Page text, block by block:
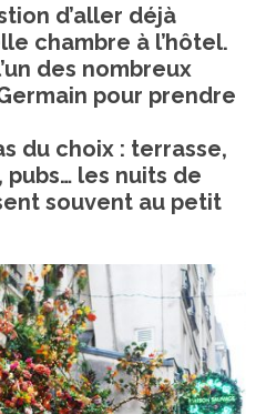
d’aller déjà
chambre à l’hôtel.
des nombreux
pour prendre
du choix : terrasse,
pubs… les nuits de
souvent au petit